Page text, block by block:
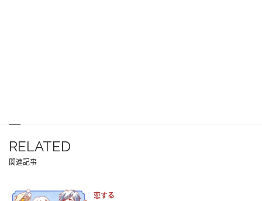
RELATED
関連記事
恋する